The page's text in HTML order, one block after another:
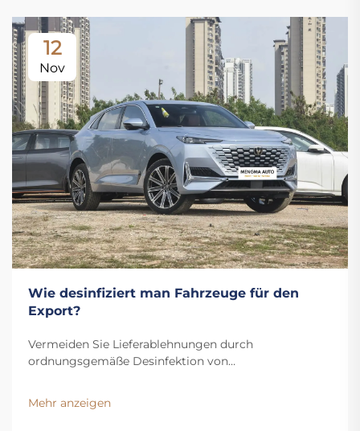
12
Nov
Wie desinfiziert man Fahrzeuge für den
Export?
Vermeiden Sie Lieferablehnungen durch
ordnungsgemäße Desinfektion von
Vorschriften, Risikobereiche und den schrittweisen
Sanitierungsprozess. Bleiben Sie konform – laden Sie
Mehr anzeigen